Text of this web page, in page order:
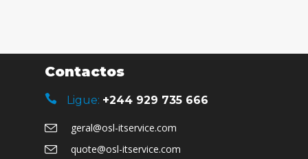
Contactos
Ligue: +244 929 735 666
geral@osl-itservice.com
quote@osl-itservice.com